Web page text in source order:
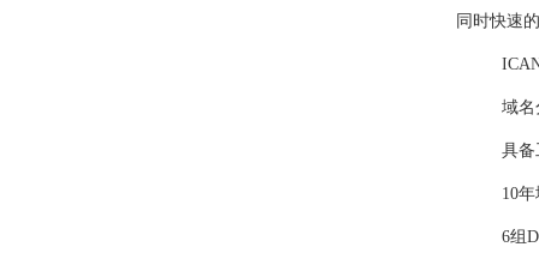
同时快速
域名
具备
10
6组